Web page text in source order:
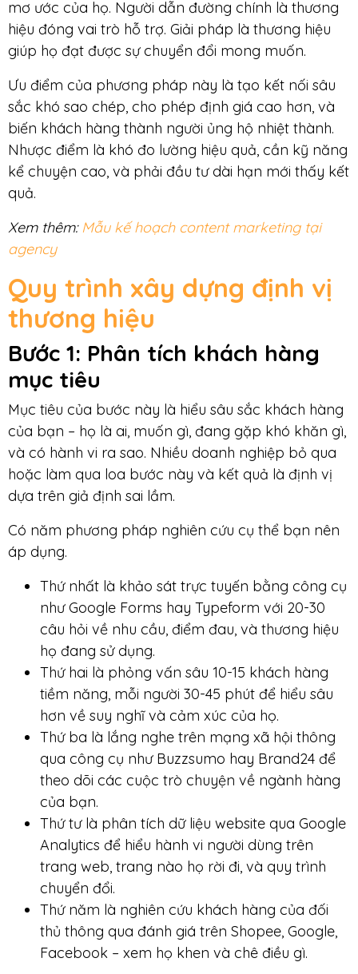
mơ ước của họ. Người dẫn đường chính là thương
hiệu đóng vai trò hỗ trợ. Giải pháp là thương hiệu
giúp họ đạt được sự chuyển đổi mong muốn.
Ưu điểm của phương pháp này là tạo kết nối sâu
sắc khó sao chép, cho phép định giá cao hơn, và
biến khách hàng thành người ủng hộ nhiệt thành.
Nhược điểm là khó đo lường hiệu quả, cần kỹ năng
kể chuyện cao, và phải đầu tư dài hạn mới thấy kết
quả.
Xem thêm:Mẫu kế hoạch content marketing tại
agency
Quy trình xây dựng định vị
thương hiệu
Bước 1: Phân tích khách hàng
mục tiêu
Mục tiêu của bước này là hiểu sâu sắc khách hàng
của bạn – họ là ai, muốn gì, đang gặp khó khăn gì,
và có hành vi ra sao. Nhiều doanh nghiệp bỏ qua
hoặc làm qua loa bước này và kết quả là định vị
dựa trên giả định sai lầm.
Có năm phương pháp nghiên cứu cụ thể bạn nên
áp dụng.
Thứ nhất là khảo sát trực tuyến bằng công cụ
như Google Forms hay Typeform với 20-30
câu hỏi về nhu cầu, điểm đau, và thương hiệu
họ đang sử dụng.
Thứ hai là phỏng vấn sâu 10-15 khách hàng
tiềm năng, mỗi người 30-45 phút để hiểu sâu
hơn về suy nghĩ và cảm xúc của họ.
Thứ ba là lắng nghe trên mạng xã hội thông
qua công cụ như Buzzsumo hay Brand24 để
theo dõi các cuộc trò chuyện về ngành hàng
của bạn.
Thứ tư là phân tích dữ liệu website qua Google
Analytics để hiểu hành vi người dùng trên
trang web, trang nào họ rời đi, và quy trình
chuyển đổi.
Thứ năm là nghiên cứu khách hàng của đối
thủ thông qua đánh giá trên Shopee, Google,
Facebook – xem họ khen và chê điều gì.